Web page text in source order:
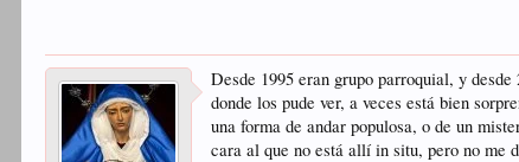
Desde 1995 eran grupo parroquial, y
donde los pude ver, a veces está bien
una forma de andar populosa, o de un
cara al que no está allí in situ, pero no me